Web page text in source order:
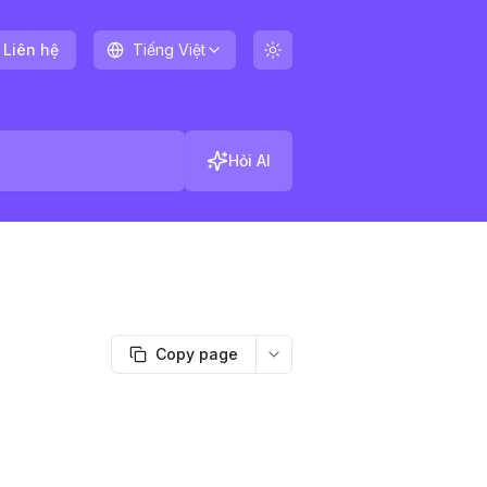
Liên hệ Tiếng Việt
Hỏi AI
Copy page More options